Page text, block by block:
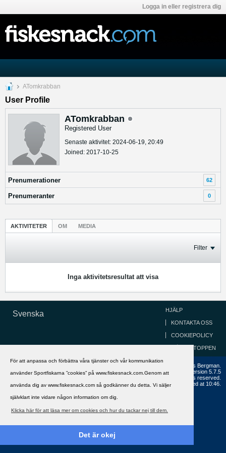
För att anpassa och förbättra våra tjänster och vår kommunikation
använder Sportfiskarna ”cookies” på www.fiskesnack.com.Genom att
använda dig av www.fiskesnack.com så godkänner du detta. Vi säljer
självklart inte vidare någon information om dig.
Klicka här för att läsa mer om cookies och hur du tackar nej till dem.
Det är okej
Logga in eller registrera dig
ATomkrabban
User Profile
ATomkrabban
Registered User
Senaste aktivitet: 2024-06-19, 20:49
Joined: 2017-10-25
Prenumerationer 62
Prenumeranter 0
AKTIVITETER OM MEDIA
Filter
Inga aktivitetsresultat att visa
Svenska HJÄLP
KONTAKTA OSS
COOKIEPOLICY
GÅ TILL TOPPEN
Copyright ©2002 - 2021, FiskeSnack.com. Grundad 2002 av Anders Bergman.
Powered byvBulletin®
Version 5.7.5
Copyright © 2026 MH Sub I, LLC dba vBulletin. All rights reserved.
All times are GMT+1. This page was generated at 10:46.